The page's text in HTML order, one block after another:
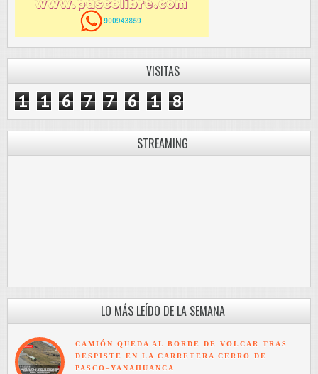
VISITAS
1 1 6 7 7 6 1 8
STREAMING
LO MÁS LEÍDO DE LA SEMANA
CAMIÓN QUEDA AL BORDE DE VOLCAR TRAS
DESPISTE EN LA CARRETERA CERRO DE
PASCO–YANAHUANCA